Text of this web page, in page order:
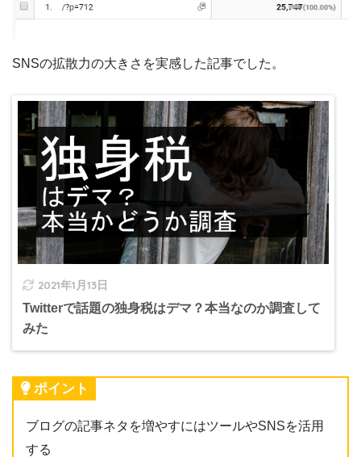
SNSの拡散力の大きさを実感した記事でした。
2021年1月13日
Twitterで話題の独身税はデマ？本当なのか調査して
みた
ポイント
ブログの記事ネタを増やすにはツールやSNSを活用
する